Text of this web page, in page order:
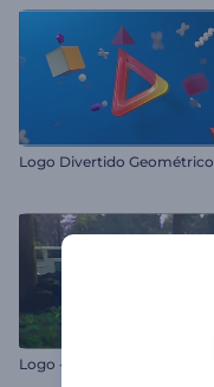
Logo Divertido Geométrico